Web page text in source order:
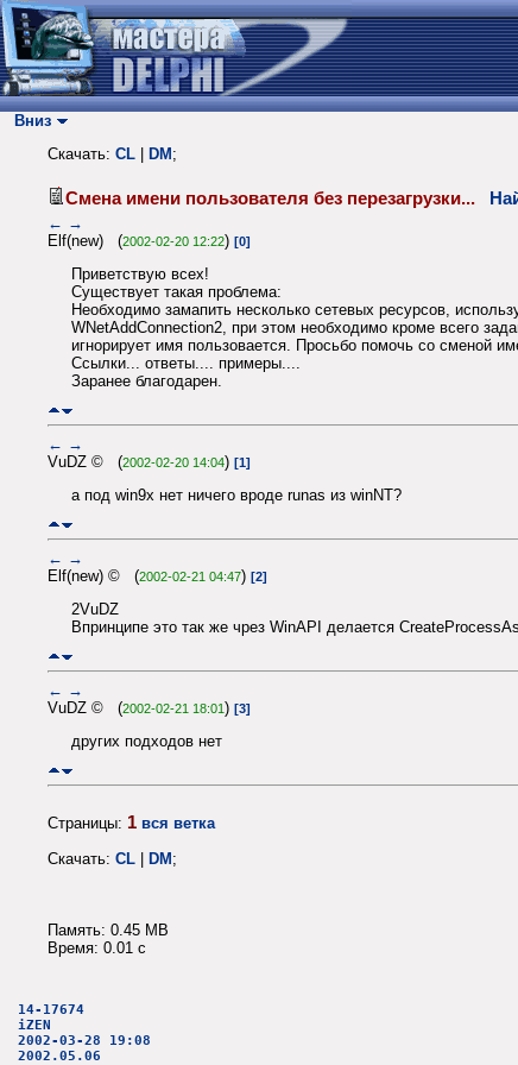
Вниз
Скачать: CL DM ;
Смена имени пользователя без перезагрузки...
← →
Elf(new) (2002-02-20 12:22) [0]
Приветствую всех!
Существует такая проблема:
Необходимо замапить несколько сетевых ресурсов,
WNetAddConnection2, при этом необходимо кроме всего
игнорирует имя пользовается. Просьбо помочь со сменой
Ссылки... ответы.... примеры....
Заранее благодарен.
← →
VuDZ © (2002-02-20 14:04) [1]
а под win9x нет ничего вроде runas из winNT?
← →
Elf(new) © (2002-02-21 04:47) [2]
2VuDZ
Впринципе это так же чрез WinAPI делается
← →
VuDZ © (2002-02-21 18:01) [3]
других подходов нет
Страницы: 1 вся ветка
Скачать: CL | DM;
Память: 0.45 MB
Время: 0.01 c
14-17674
iZEN
2002-03-28 19:08
2002.05.06